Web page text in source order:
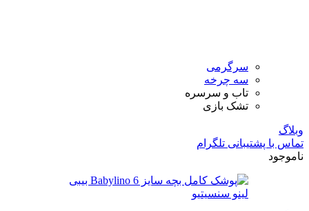
سرگرمی
سه چرخه
تاب و سرسره
تشک بازی
وبلاگ
تماس با پشتیبانی تلگرام
ناموجود